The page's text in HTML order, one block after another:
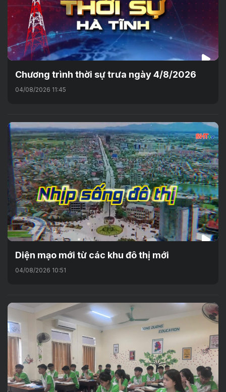
Chương trình thời sự trưa ngày 4/8/2026
04/08/2026 11:45
Diện mạo mới từ các khu đô thị mới
04/08/2026 10:51